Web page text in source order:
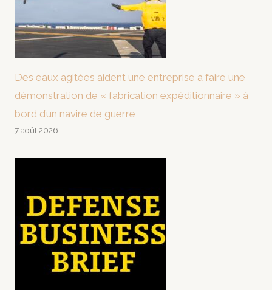
Des eaux agitées aident une entreprise à faire une
démonstration de « fabrication expéditionnaire » à
bord d’un navire de guerre
7 août 2026